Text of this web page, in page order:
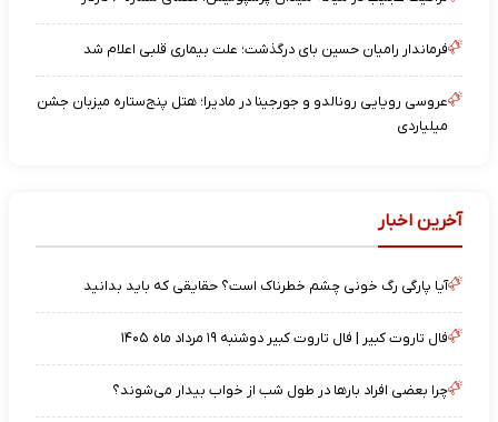
فرماندار رامیان حسین بای درگذشت؛ علت بیماری قلبی اعلام شد
عروسی رویایی رونالدو و جورجینا در مادیرا؛ هتل پنج‌ستاره میزبان جشن
میلیاردی
آخرین اخبار
آیا پارگی رگ خونی چشم خطرناک است؟ حقایقی که باید بدانید
فال تاروت کبیر | فال تاروت کبیر دوشنبه ۱۹ مرداد ماه ۱۴۰۵
چرا بعضی افراد بارها در طول شب از خواب بیدار می‌شوند؟